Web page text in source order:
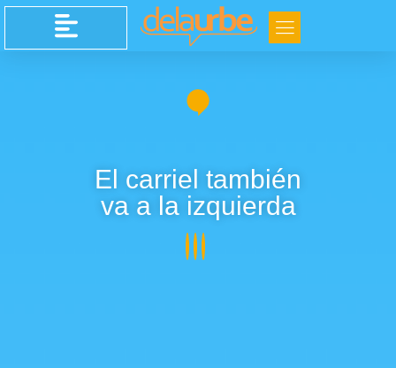
El carriel también
va a la izquierda